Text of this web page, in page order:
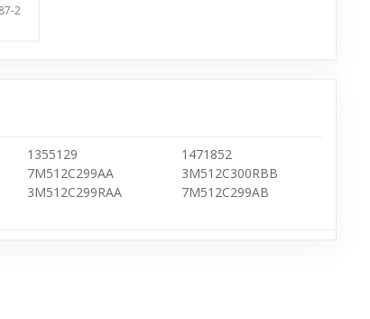
2
1355129
1471852
7M512C299AA
3M512C300RBB
3M512C299RAA
7M512C299AB